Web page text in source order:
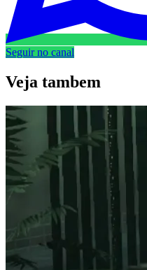
Seguir no canal
Veja tambem